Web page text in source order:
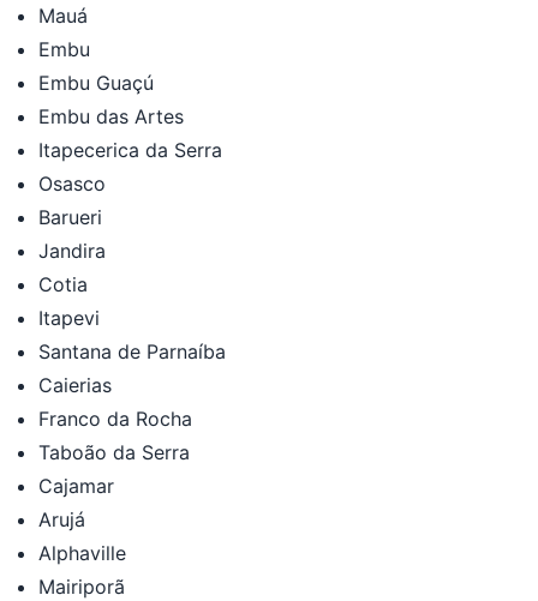
Mauá
Embu
Embu Guaçú
Embu das Artes
Itapecerica da Serra
Osasco
Barueri
Jandira
Cotia
Itapevi
Santana de Parnaíba
Caierias
Franco da Rocha
Taboão da Serra
Cajamar
Arujá
Alphaville
Mairiporã